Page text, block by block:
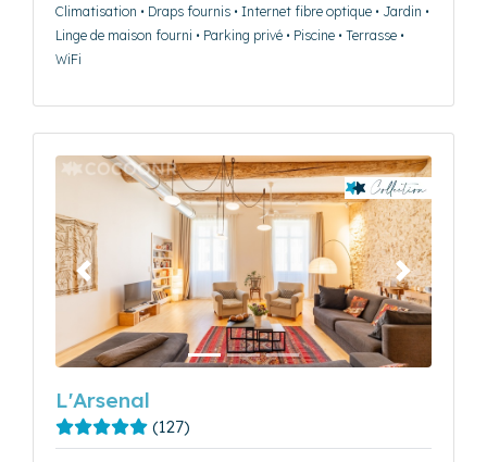
Climatisation • Draps fournis • Internet fibre optique • Jardin •
Linge de maison fourni • Parking privé • Piscine • Terrasse •
WiFi
Précédent Suivant
L'Arsenal
(127)